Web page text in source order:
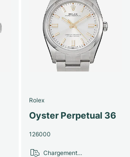
Rolex
Oyster Perpetual 36
126000
Chargement…